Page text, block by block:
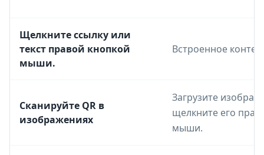
Щелкните ссылку или
текст правой кнопкой
мыши.
Встроенное
Сканируйте QR в
изображениях
Загрузите
щелкните его
мыши.